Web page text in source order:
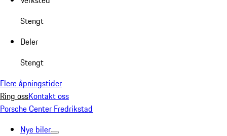
Stengt
Deler
Stengt
Flere åpningstider
Ring ossKontakt oss
Porsche Center Fredrikstad
Nye biler